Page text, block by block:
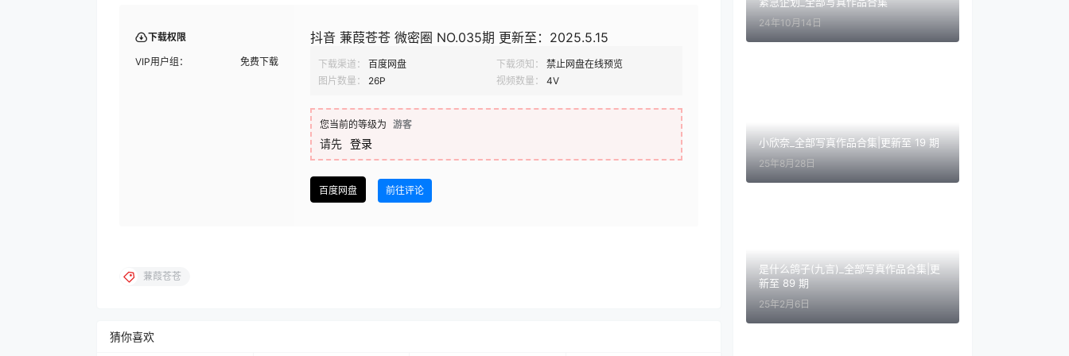
下载权限
VIP用户组： 免费下载
抖音 蒹葭苍苍 微密圈 NO.035期 更新至：2025.5.15
下载渠道： 百度网盘 下载须知：
禁止网盘在线预览
图片数量：
26P 视频数量： 4V
您当前的等级为 游客
请先 登录
百度网盘 前往评论
蒹葭苍苍
猜你喜欢
24年10月14日
小欣奈_全部写真作品合集|更新至 19 期
25年8月28日
是什么鸽子(九言)_全部写真作品合集|更
新至 89 期
25年2月6日